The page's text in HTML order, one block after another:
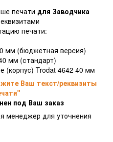
печати для Заводчика
печати:
мм (бюджетная версия)
мм (стандарт)
(корпус) Trodat 4642 40 мм
Ваш текст/реквизиты
под Ваш заказ
менеджер для уточнения